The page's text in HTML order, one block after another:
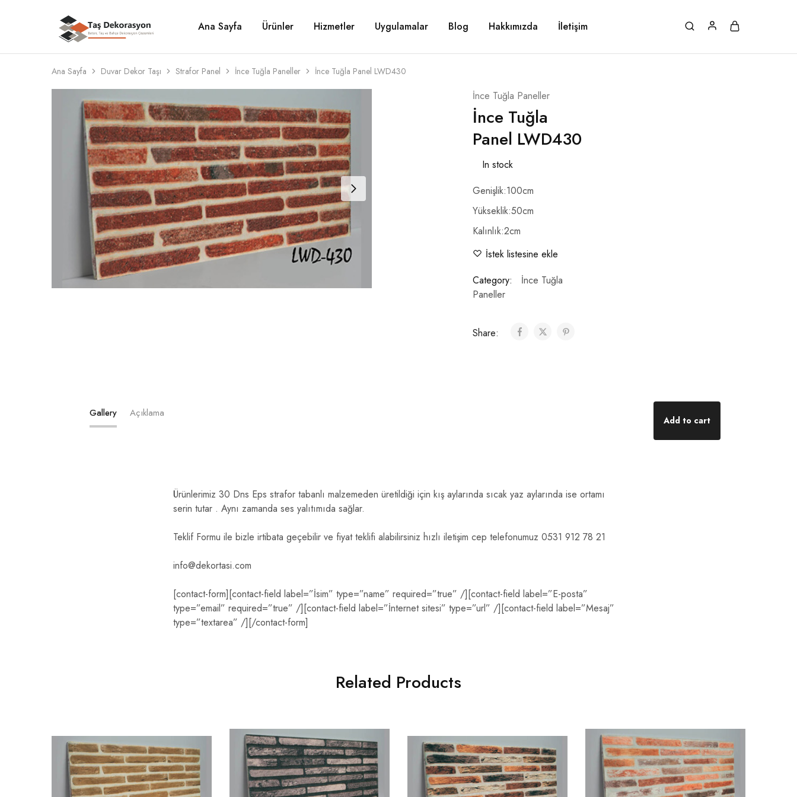
Taş
Dekorasyon
Beton,
Taş
Bahçe
Dekorasyon
Çözümleri
Ana Sayfa Ürünler Hizmetler Uygulamalar Blog Hakkımızda İletişim
Ana Sayfa Duvar Dekor Taşı Strafor Panel İnce Tuğla Paneller İnce Tuğla Panel LWD430
İnce Tuğla Paneller
İnce Tuğla
Panel LWD430
In stock
Genişlik:100cm
Yükseklik:50cm
Kalınlık:2cm
İstek listesine ekle
Category:
İnce Tuğla
Paneller
Share:
Gallery Açıklama
Add to cart
Ürünlerimiz 30 Dns Eps strafor tabanlı malzemeden üretildiği için kış aylarında sıcak yaz aylarında ise ortamı
serin tutar . Aynı zamanda ses yalıtımıda sağlar.
Teklif Formu ile bizle irtibata geçebilir ve fiyat teklifi alabilirsiniz hızlı iletişim cep telefonumuz 0531 912 78 21
info@dekortasi.com
[contact-form][contact-field label=”İsim” type=”name” required=”true” /][contact-field label=”E-posta”
type=”email” required=”true” /][contact-field label=”İnternet sitesi” type=”url” /][contact-field label=”Mesaj”
type=”textarea” /][/contact-form]
Related Products